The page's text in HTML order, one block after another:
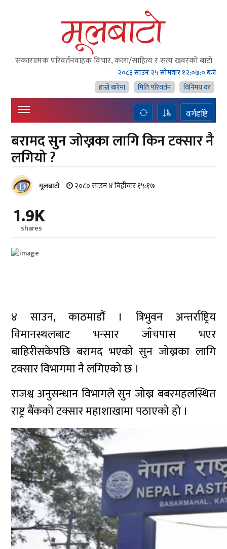
सकारात्मक परिवर्तनवाहक विचार, कला/साहित्य र सत्य खवरको बाटाे
२०८३ साउन २५ सोमवार१२:०७:०१ बजे
हाम्राे बारेमा
मिति परिवर्तन विनिमय दर
वर्गदृष्टि
बरामद सुन जोख्नका लागि किन टक्सार नै
लगियो ?
मूलबाटाे २०८० साउन ४ बिहीवार १५:१७
1.9K
shares
४ साउन, काठमाडौं । त्रिभुवन अन्तर्राष्ट्रिय
विमानस्थलबाट भन्सार जाँचपास भएर
बाहिरीसकेपछि बरामद भएको सुन जोख्नका लागि
टक्सार विभागमा नै लगिएको छ ।
राजश्व अनुसन्धान विभागले सुन जोख्न बबरमहलस्थित
राष्ट्र बैंकको टक्सार महाशाखामा पठाएको हो ।